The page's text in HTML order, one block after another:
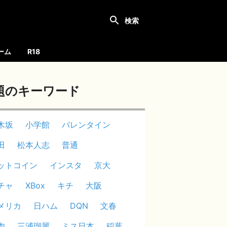
ム R18
のキーワード
坂 小学館
バレンタイン
松本人志
普通
トコイン
インスタ
京大
ャ
XBox キチ
大阪
リカ
日ハム DQN
文春